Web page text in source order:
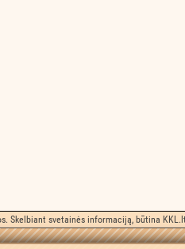
Skelbiant svetainės informaciją, būtina